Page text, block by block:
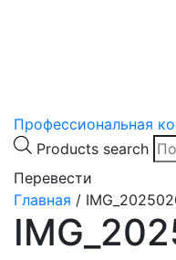
Профессиональная
Products search
Перевести
Главная /